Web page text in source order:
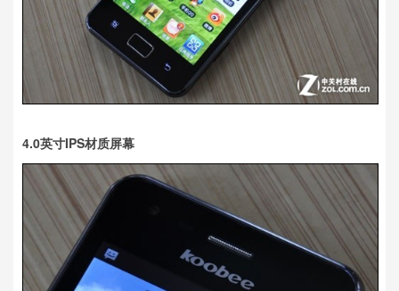
4.0英寸IPS材质屏幕